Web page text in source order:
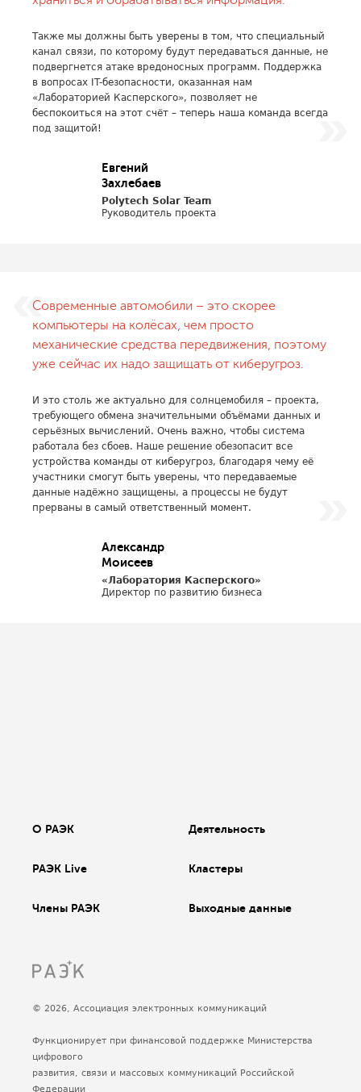
Также мы должны быть уверены в том, что специальный
канал связи, по которому будут передаваться данные, не
подвергнется атаке вредоносных программ. Поддержка
в вопросах IT-безопасности, оказанная нам
«Лабораторией Касперского», позволяет не
беспокоиться на этот счёт – теперь наша команда всегда
под защитой!
Евгений
Захлебаев
Polytech Solar Team
Руководитель проекта
Современные автомобили – это скорее
компьютеры на колёсах, чем просто
механические средства передвижения, поэтому
уже сейчас их надо защищать от киберугроз.
И это столь же актуально для солнцемобиля – проекта,
требующего обмена значительными объёмами данных и
серьёзных вычислений. Очень важно, чтобы система
работала без сбоев. Наше решение обезопасит все
устройства команды от киберугроз, благодаря чему её
участники смогут быть уверены, что передаваемые
данные надёжно защищены, а процессы не будут
прерваны в самый ответственный момент.
Александр
Моисеев
«Лаборатория Касперского»
Директор по развитию бизнеса
О РАЭК Деятельность
РАЭК Live Кластеры
Члены РАЭК Выходные данные
© 2026, Ассоциация электронных коммуникаций
Функционирует при финансовой поддержке Министерства
цифрового
развития, связи и массовых коммуникаций Российской
Федерации